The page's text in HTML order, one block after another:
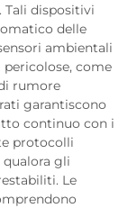
Tali dispositivi
delle
ambientali
pericolose, come
rumore
garantiscono
continuo con i
protocolli
gli
Le